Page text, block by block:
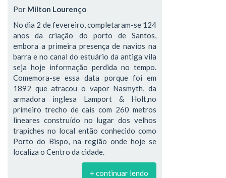
Por Milton Lourenço
No dia 2 de fevereiro, completaram-se 124
anos da criação do porto de Santos,
embora a primeira presença de navios na
barra e no canal do estuário da antiga vila
seja hoje informação perdida no tempo.
Comemora-se essa data porque foi em
1892 que atracou o vapor Nasmyth, da
armadora inglesa Lamport & Holt,no
primeiro trecho de cais com 260 metros
lineares construído no lugar dos velhos
trapiches no local então conhecido como
Porto do Bispo, na região onde hoje se
localiza o Centro da cidade.
+ continuar lendo